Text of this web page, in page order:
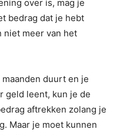
over is, mag je
bedrag dat je hebt
niet meer van het
duurt en je
geld leent, kun je de
aftrekken zolang je
Maar je moet kunnen